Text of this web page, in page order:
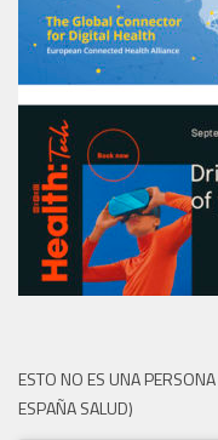
ESTO NO ES UNA
ESPAÑA SALUD)